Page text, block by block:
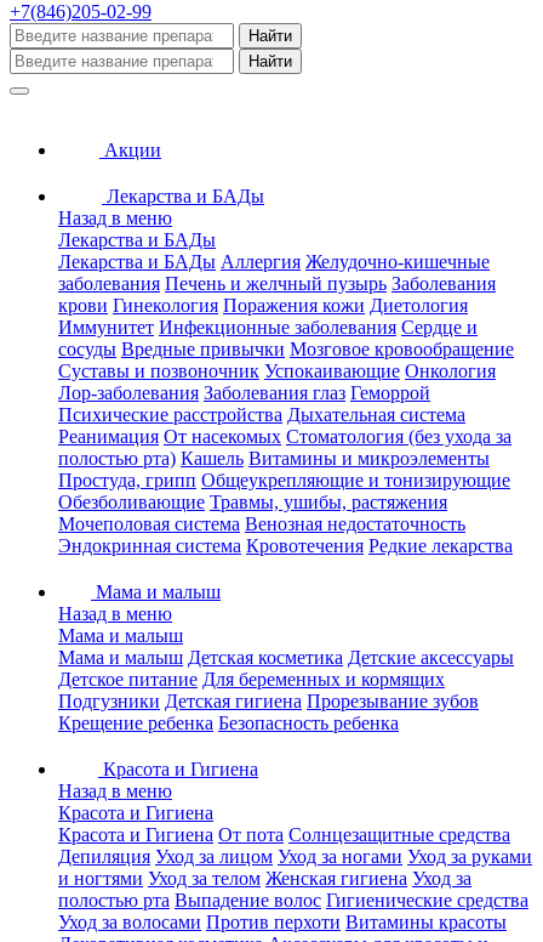
+7(846)205-02-99
Найти
Найти
Акции
Лекарства и БАДы
Назад в меню
Лекарства и БАДы
Лекарства и БАДы Аллергия Желудочно-кишечные
заболевания Печень и желчный пузырь Заболевания
крови Гинекология Поражения кожи Диетология
Иммунитет Инфекционные заболевания Сердце и
сосуды Вредные привычки Мозговое кровообращение
Суставы и позвоночник Успокаивающие Онкология
Лор-заболевания Заболевания глаз Геморрой
Психические расстройства Дыхательная система
Реанимация От насекомых Стоматология (без ухода за
полостью рта) Кашель Витамины и микроэлементы
Простуда, грипп Общеукрепляющие и тонизирующие
Обезболивающие Травмы, ушибы, растяжения
Мочеполовая система Венозная недостаточность
Эндокринная система Кровотечения Редкие лекарства
Мама и малыш
Назад в меню
Мама и малыш
Мама и малыш Детская косметика Детские аксессуары
Детское питание Для беременных и кормящих
Подгузники Детская гигиена Прорезывание зубов
Крещение ребенка Безопасность ребенка
Красота и Гигиена
Назад в меню
Красота и Гигиена
Красота и Гигиена От пота Солнцезащитные средства
Депиляция Уход за лицом Уход за ногами Уход за руками
и ногтями Уход за телом Женская гигиена Уход за
полостью рта Выпадение волос Гигиенические средства
Уход за волосами Против перхоти Витамины красоты